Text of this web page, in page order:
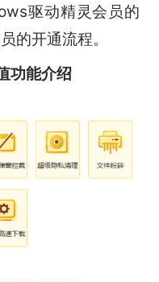
驱动精灵会员的
的开通流程。
功能介绍